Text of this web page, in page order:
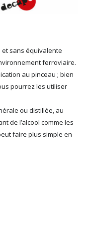
sans équivalente
ferroviaire.
au pinceau ; bien
pourrez les utiliser
ou distillée, au
de l’alcool comme les
faire plus simple en